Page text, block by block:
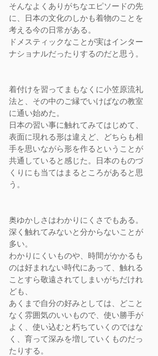
そんなよくありがちなエピソードの先
に、日本の文化のしかも着物のことを
考える今の日常がある。
ドメスティックなことが実はインター
ナショナルだったりするのだと思う。
着付けを習ってまもなくに小笠原流礼
法と、その中のご縁でいけばなの教室
に通い始めた。
日本の習い事に触れてみてはじめて、
表面に現れる形は違えど、どちらも相
手を思いながら形を作るということが
共通していると感じた。日本のものづ
くりにも当てはまるところがあると思
う。
奥ゆかしさはわかりにくさでもある。
深く触れてみないと分からないことが
多い。
わかりにくいものや、時間がかかるも
のは好まれない時代にあって、触れる
ことすら敬遠されてしまいがちだけれ
ども、
あくまで自分の好みとしては、どこと
なく雰囲気のいいもので、使い勝手が
よく、使い込むと朽ちていくのではな
く、育って深みを増していくものだっ
たりする。